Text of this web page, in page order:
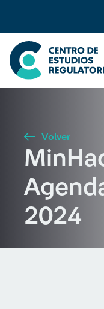
Seleccione país
Buscar
Volver
2024